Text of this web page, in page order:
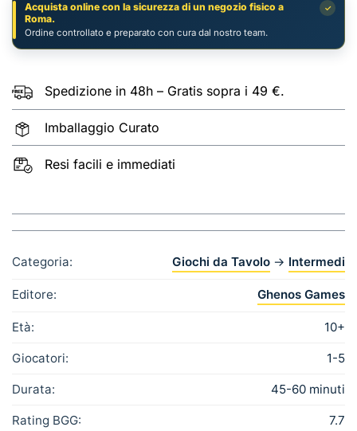
✓
Acquista online con la sicurezza di un negozio fisico a
Roma.
Ordine controllato e preparato con cura dal nostro team.
Spedizione in 48h – Gratis sopra i 49 €.
Imballaggio Curato
Resi facili e immediati
Categoria: Giochi da Tavolo → Intermedi
Editore: Ghenos Games
Età: 10+
Giocatori: 1-5
Durata: 45-60 minuti
Rating BGG: 7.7